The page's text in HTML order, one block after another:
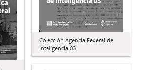
Colección Agencia Federal de
Inteligencia 03